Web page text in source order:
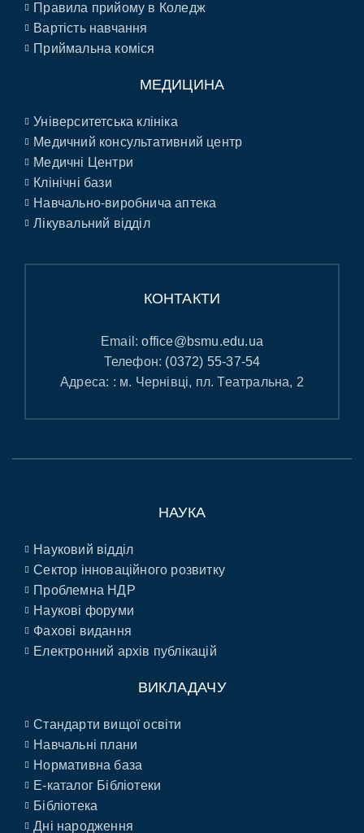
Правила прийому в Коледж
Вартість навчання
Приймальна коміся
МЕДИЦИНА
Університетська клініка
Медичний консультативний центр
Медичні Центри
Клінічні бази
Навчально-виробнича аптека
Лікувальний відділ
КОНТАКТИ
Email:office@bsmu.edu.ua
Телефон: (0372) 55-37-54
Адреса: : м. Чернівці, пл. Театральна, 2
НАУКА
Науковий відділ
Сектор інноваційного розвитку
Проблемна НДР
Наукові форуми
Фахові видання
Електронний архів публікацій
ВИКЛАДАЧУ
Стандарти вищої освіти
Навчальні плани
Нормативна база
E-каталог Бібліотеки
Бібліотека
Дні народження